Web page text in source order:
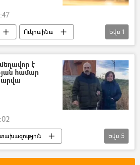
Ուկրաինա
Եվս 1
է
համար
լրտես
Եվս 5